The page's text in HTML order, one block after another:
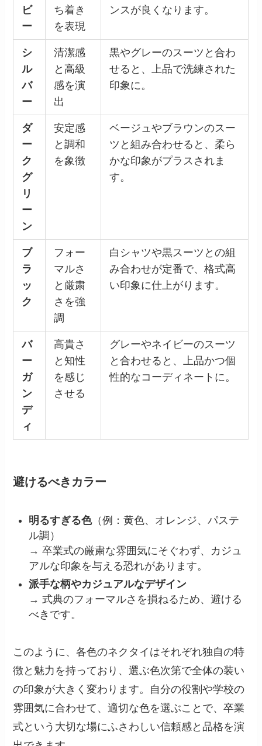
ビ
ー
ち着き
を表現
ンスが良くなります。
シ
ル
バ
ー
清潔感
と高級
感を演
出
黒やグレーのスーツと合わ
せると、上品で洗練された
印象に。
ダ
ー
ク
グ
リ
ー
ン
安定感
と調和
を象徴
ベージュやブラウンのスー
ツと組み合わせると、柔ら
かな印象がプラスされま
す。
ブ
ラ
ッ
ク
フォー
マルさ
と厳粛
さを強
調
白シャツや黒スーツとの組
み合わせが定番で、格式高
い印象に仕上がります。
バ
ー
ガ
ン
デ
ィ
高貴さ
と知性
を感じ
させる
グレーやネイビーのスーツ
と合わせると、上品かつ個
性的なコーディネートに。
避けるべきカラー
明るすぎる色（例：黄色、オレンジ、パステ
ル調）
→ 卒業式の厳粛な雰囲気にそぐわず、カジュ
アルな印象を与える恐れがあります。
派手な柄やカジュアルなデザイン
→ 式典のフォーマルさを損ねるため、避ける
べきです。
このように、各色のネクタイはそれぞれ独自の特
徴と魅力を持っており、選ぶ色次第で全体の装い
の印象が大きく変わります。自分の役割や学校の
雰囲気に合わせて、適切な色を選ぶことで、卒業
式という大切な場にふさわしい信頼感と品格を演